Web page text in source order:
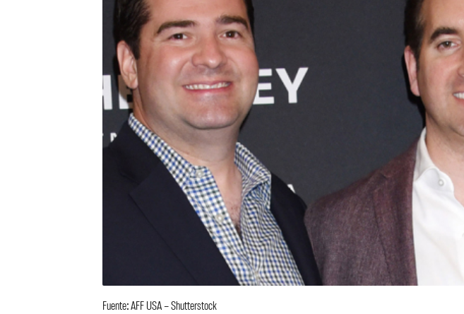
Fuente: AFF USA – Shutterstock